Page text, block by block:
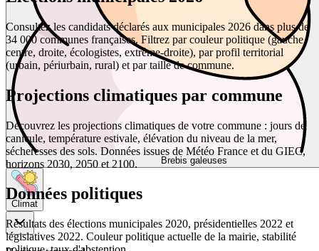
Brebis galeuses
Climat
Consultez les candidats déclarés aux municipales 2026 dans plus de
34 000 communes françaises. Filtrez par couleur politique (gauche,
centre, droite, écologistes, extrême-droite), par profil territorial
(urbain, périurbain, rural) et par taille de commune.
Projections climatiques par commune
Découvrez les projections climatiques de votre commune : jours de
canicule, température estivale, élévation du niveau de la mer,
sécheresses des sols. Données issues de Météo France et du GIEC,
horizons 2030, 2050 et 2100.
Données politiques
Résultats des élections municipales 2020, présidentielles 2022 et
législatives 2022. Couleur politique actuelle de la mairie, stabilité